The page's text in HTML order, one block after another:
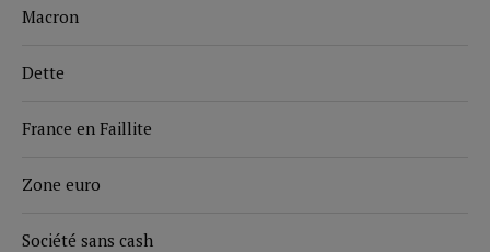
Macron
Dette
France en Faillite
Zone euro
Société sans cash